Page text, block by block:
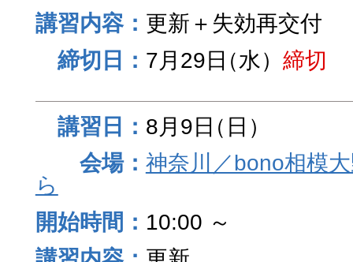
更新＋失効再交付
7月29日（水） 締切
8月9日（日）
神奈川／bono相模
ら
10:00 ～